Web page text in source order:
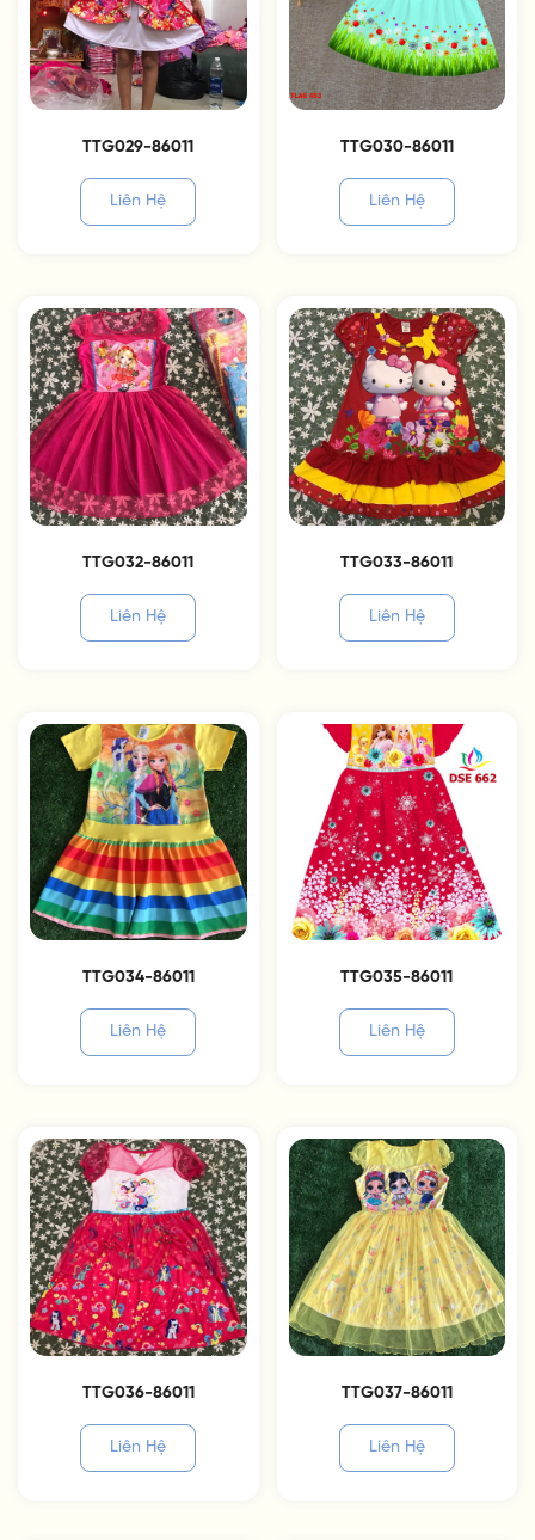
TTG029-86011
Liên Hệ
TTG030-86011
Liên Hệ
TTG032-86011
Liên Hệ
TTG033-86011
Liên Hệ
TTG034-86011
Liên Hệ
TTG035-86011
Liên Hệ
TTG036-86011
Liên Hệ
TTG037-86011
Liên Hệ